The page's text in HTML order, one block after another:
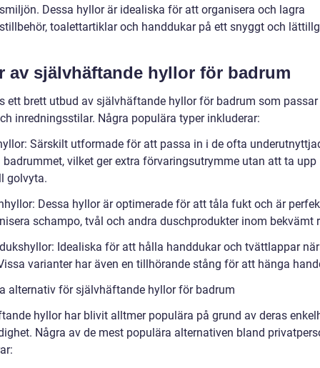
Dessa hyllor är idealiska för att organisera och lagra
toalettartiklar och handdukar på ett snyggt och
av självhäftande hyllor för badrum
ett brett utbud av självhäftande hyllor för badrum som
inredningsstilar. Några populära typer inkluderar:
Särskilt utformade för att passa in i de ofta
badrummet, vilket ger extra förvaringsutrymme utan att ta upp
golvyta.
Dessa hyllor är optimerade för att tåla fukt och är
schampo, tvål och andra duschprodukter inom bekvämt
Idealiska för att hålla handdukar och tvättlappar
varianter har även en tillhörande stång för att hänga
alternativ för självhäftande hyllor för badrum
hyllor har blivit alltmer populära på grund av deras
Några av de mest populära alternativen bland